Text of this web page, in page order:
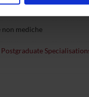
non mediche